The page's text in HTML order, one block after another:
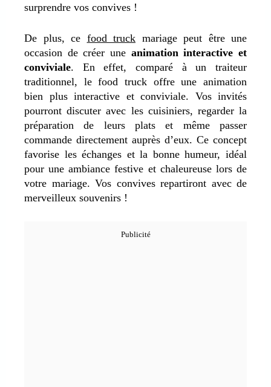
surprendre vos convives !
De plus, ce food truck mariage peut être une
occasion de créer une animation interactive et
conviviale. En effet, comparé à un traiteur
traditionnel, le food truck offre une animation
bien plus interactive et conviviale. Vos invités
pourront discuter avec les cuisiniers, regarder la
préparation de leurs plats et même passer
commande directement auprès d’eux. Ce concept
favorise les échanges et la bonne humeur, idéal
pour une ambiance festive et chaleureuse lors de
votre mariage. Vos convives repartiront avec de
merveilleux souvenirs !